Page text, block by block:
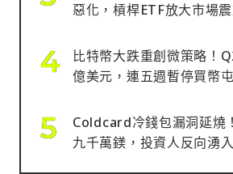
惡化，槓桿ETF放大市場
比特幣大跌重創微策略！
億美元，連五週暫停買幣
Coldcard冷錢包漏洞延燒
九千萬鎂，投資人反向湧